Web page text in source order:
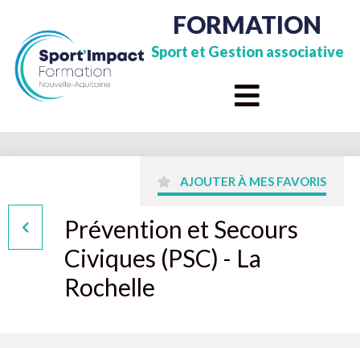
FORMATION
Sport et Gestion associative
AJOUTER À MES FAVORIS
Prévention et Secours
Civiques (PSC) - La
Rochelle